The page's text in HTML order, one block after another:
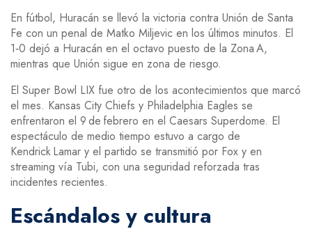
En fútbol, Huracán se llevó la victoria contra Unión de Santa
Fe con un penal de Matko Miljevic en los últimos minutos. El
1‑0 dejó a Huracán en el octavo puesto de la Zona A,
mientras que Unión sigue en zona de riesgo.
El Super Bowl LIX fue otro de los acontecimientos que marcó
el mes. Kansas City Chiefs y Philadelphia Eagles se
enfrentaron el 9 de febrero en el Caesars Superdome. El
espectáculo de medio tiempo estuvo a cargo de
Kendrick Lamar y el partido se transmitió por Fox y en
streaming vía Tubi, con una seguridad reforzada tras
incidentes recientes.
Escándalos y cultura